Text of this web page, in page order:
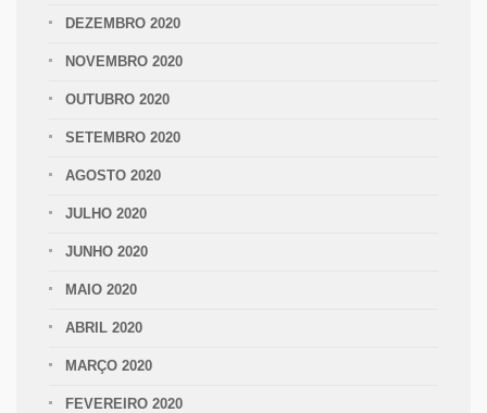
DEZEMBRO 2020
NOVEMBRO 2020
OUTUBRO 2020
SETEMBRO 2020
AGOSTO 2020
JULHO 2020
JUNHO 2020
MAIO 2020
ABRIL 2020
MARÇO 2020
FEVEREIRO 2020